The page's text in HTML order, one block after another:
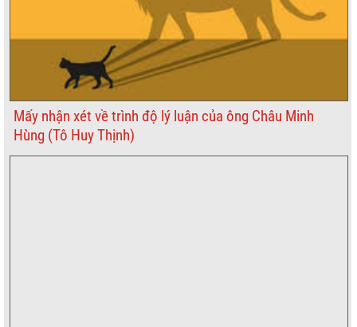
Mấy nhận xét về trình độ lý luận của ông Châu Minh
Hùng (Tô Huy Thịnh)